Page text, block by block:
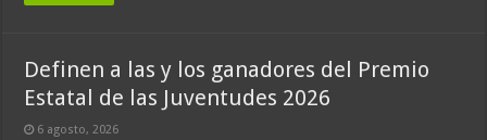
Definen a las y los ganadores del Premio
Estatal de las Juventudes 2026
6 agosto, 2026